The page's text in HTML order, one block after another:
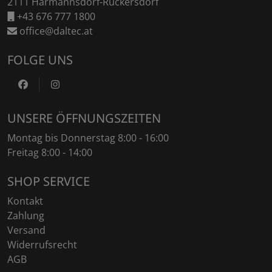
+43 676 777 1800
office@daltec.at
FOLGE UNS
https://www.facebook.com/DaltecAustria
UNSERE ÖFFNUNGSZEITEN
Montag bis Donnerstag 8:00 - 16:00
Freitag 8:00 - 14:00
SHOP SERVICE
Kontakt
Zahlung
Versand
Widerrufsrecht
AGB